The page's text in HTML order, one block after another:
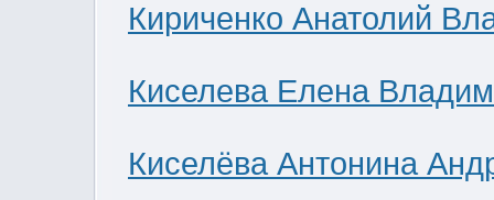
Кириченко Анатолий
Киселева Елена
Киселёва Антонина